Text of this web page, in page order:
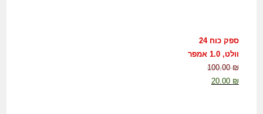
ספק כוח 24
וולט, 1.0 אמפר
100.00₪
20.00 ₪